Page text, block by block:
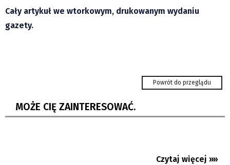
Głos News
Mrózek i Maćkowiak
Cały artykuł we wtorkowym, drukowanym wydaniu
gazety.
Powrót do przeglądu
MOŻE CIĘ ZAINTERESOWAĆ.
10.08.2026
Czytaj więcej »»
Praga: Tłumy turystów to sukces i coraz
większe wyzwanie
Z Zaolzia do Asyżu, do św. Franciszka, który